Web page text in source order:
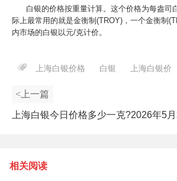
白银的价格按重量计算。这个价格为每盎
际上最常用的就是金衡制(TROY)，一个金衡制
内市场的白银以元/克计价。
上海白银价格 白银 上海白银价
<上一篇
上海白银今日价格多少一克?2026年5月
相关阅读